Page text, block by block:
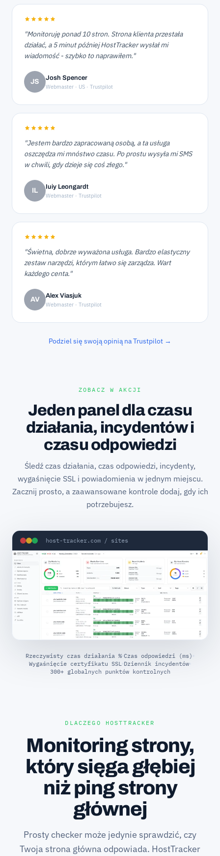
"Monitoruję ponad 10 stron. Strona klienta przestała
działać, a 5 minut później HostTracker wysłał mi
wiadomość - szybko to naprawiłem."
JS
Josh Spencer
Webmaster · US · Trustpilot
"Jestem bardzo zapracowaną osobą, a ta usługa
oszczędza mi mnóstwo czasu. Po prostu wysyła mi SMS
w chwili, gdy dzieje się coś złego."
IL
Iuiy Leongardt
Webmaster · Trustpilot
"Świetna, dobrze wyważona usługa. Bardzo elastyczny
zestaw narzędzi, którym łatwo się zarządza. Wart
każdego centa."
AV
Alex Viasjuk
Webmaster · Trustpilot
Podziel się swoją opinią na Trustpilot →
ZOBACZ W AKCJI
Jeden panel dla czasu
działania, incydentów i
czasu odpowiedzi
Śledź czas działania, czas odpowiedzi, incydenty,
wygaśnięcie SSL i powiadomienia w jednym miejscu.
Zacznij prosto, a zaawansowane kontrole dodaj, gdy ich
potrzebujesz.
host-tracker.com / sites
Rzeczywisty czas działania % Czas odpowiedzi (ms)
Wygaśnięcie certyfikatu SSL Dziennik incydentów
300+ globalnych punktów kontrolnych
DLACZEGO HOSTTRACKER
Monitoring strony,
który sięga głębiej
niż ping strony
głównej
Prosty checker może jedynie sprawdzić, czy
Twoja strona główna odpowiada. HostTracker